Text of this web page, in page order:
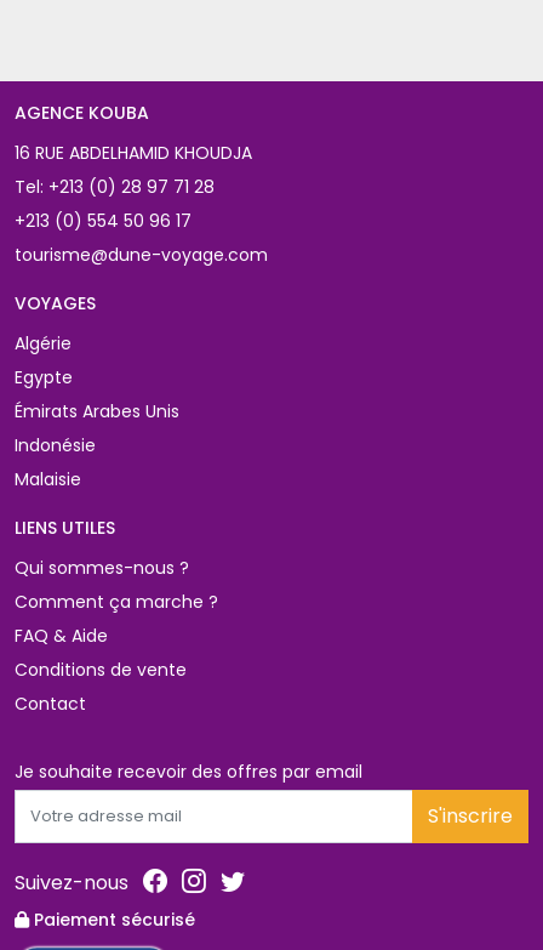
AGENCE KOUBA
16 RUE ABDELHAMID KHOUDJA
Tel: +213 (0) 28 97 71 28
+213 (0) 554 50 96 17
tourisme@dune-voyage.com
VOYAGES
Algérie
Egypte
Émirats Arabes Unis
Indonésie
Malaisie
LIENS UTILES
Qui sommes-nous ?
Comment ça marche ?
FAQ & Aide
Conditions de vente
Contact
Je souhaite recevoir des offres par email
S'inscrire
Suivez-nous
Paiement sécurisé